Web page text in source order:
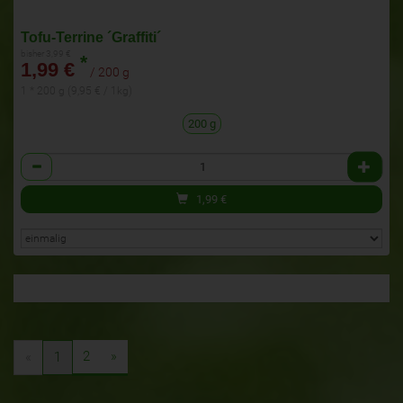
Tofu-Terrine ´Graffiti´
1,99 € * / 200 g
200 g
Anzahl
1,99 €
1 2 »